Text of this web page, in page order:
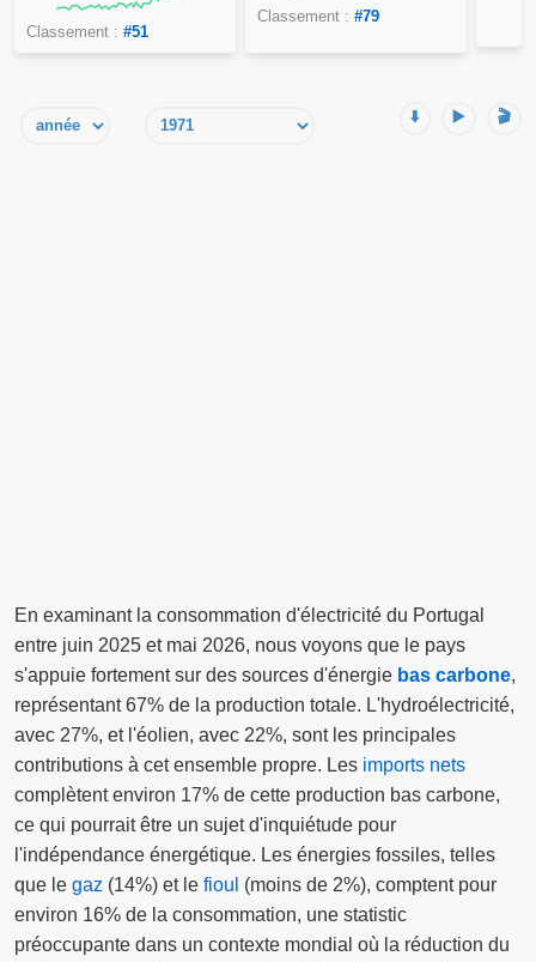
Classement : #51
Classement : #79
⬇️ ▶️ 🎬
En examinant la consommation d'électricité du Portugal
entre juin 2025 et mai 2026, nous voyons que le pays
s'appuie fortement sur des sources d'énergie bas carbone,
représentant 67% de la production totale. L'hydroélectricité,
avec 27%, et l'éolien, avec 22%, sont les principales
contributions à cet ensemble propre. Les imports nets
complètent environ 17% de cette production bas carbone,
ce qui pourrait être un sujet d'inquiétude pour
l'indépendance énergétique. Les énergies fossiles, telles
que le gaz (14%) et le fioul (moins de 2%), comptent pour
environ 16% de la consommation, une statistic
préoccupante dans un contexte mondial où la réduction du